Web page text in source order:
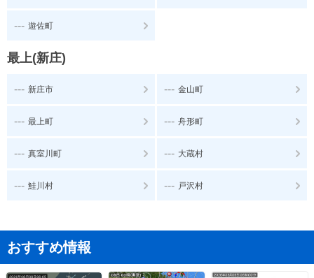
--- 遊佐町
最上(新庄)
--- 新庄市 --- 金山町
--- 最上町 --- 舟形町
--- 真室川町 --- 大蔵村
--- 鮭川村 --- 戸沢村
おすすめ情報